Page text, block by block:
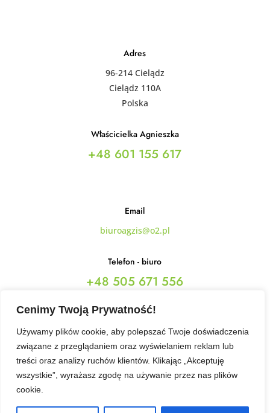
Cenimy Twoją Prywatność!
Używamy plików cookie, aby polepszać Twoje doświadczenia
związane z przeglądaniem oraz wyświelaniem reklam lub
treści oraz analizy ruchów klientów. Klikając „Akceptuję
wszystkie”, wyrażasz zgodę na używanie przez nas plików
cookie.
Adres
96-214 Cielądz
Cielądz 110A
Polska
Właścicielka Agnieszka
+48 601 155 617
Email
biuroagzis@o2.pl
Telefon - biuro
+48 505 671 556
Obserwuj Nas
© 2026 Wszelkie prawa zastrzeżone
Ta strona korzysta z ciasteczek aby świadczyć usługi na
że zgadzasz się na ich użycie.